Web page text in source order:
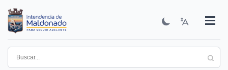
contenido
principal
Institucional
Municipios
Descubre Maldonado
Comunicación
Servicios
Guía De Trámites
Ver Noticias